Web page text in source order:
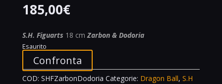
185,00€
S.H. Figuarts 18 cmZarbon & Dodoria
Esaurito
Confronta
COD: SHFZarbonDodoria Categorie: Dragon Ball, S.H